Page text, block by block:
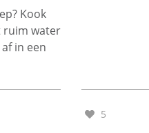
Kook
ruim water
in een
5